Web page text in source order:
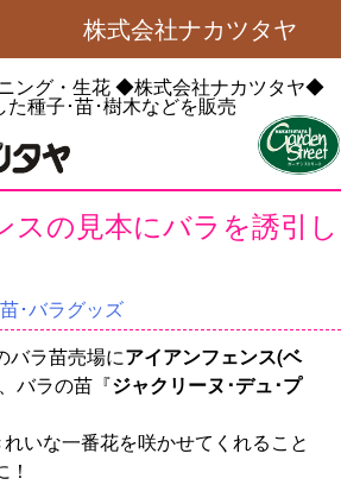
株式会社ナカツタヤ
ング・生花◆株式会社ナカツタヤ◆
た種子･苗･樹木などを販売
スの見本にバラを誘引し
･バラグッズ
バラ苗売場にアイアンフェンス(ベ
バラの苗『ジャクリーヌ･デュ･プ
いな一番花を咲かせてくれること